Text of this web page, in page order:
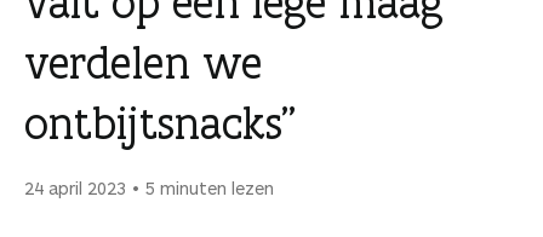
verdelen we
ontbijtsnacks”
24 april 2023 5 minuten lezen